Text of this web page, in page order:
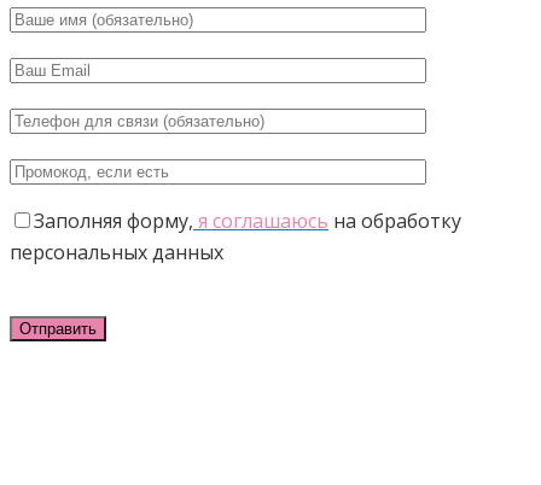
Заполняя форму, я соглашаюсь на обработку
персональных данных